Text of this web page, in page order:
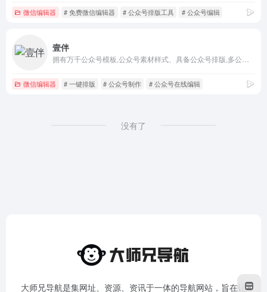
微信编辑器 # 免费微信编辑器 # 公众号排版工具 # 公众号编辑
壹伴
微信编辑器 # 一键排版 # 公众号制作 # 公众号在线编辑
没有了
大师兄导航是集网址、资源、资讯于一体的导航网站，旨在让